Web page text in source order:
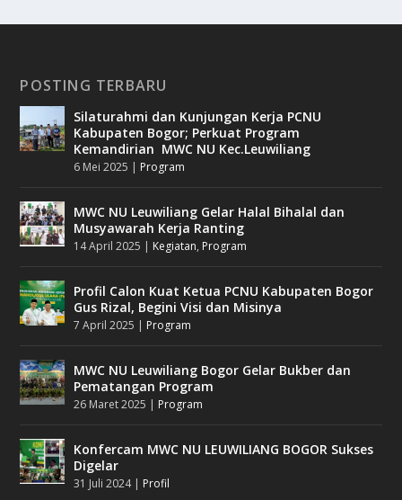
POSTING TERBARU
Silaturahmi dan Kunjungan Kerja PCNU
Kabupaten Bogor; Perkuat Program
Kemandirian MWC NU Kec.Leuwiliang
6 Mei 2025 | Program
MWC NU Leuwiliang Gelar Halal Bihalal dan
Musyawarah Kerja Ranting
14 April 2025 | Kegiatan, Program
Profil Calon Kuat Ketua PCNU Kabupaten Bogor
Gus Rizal, Begini Visi dan Misinya
7 April 2025 | Program
MWC NU Leuwiliang Bogor Gelar Bukber dan
Pematangan Program
26 Maret 2025 | Program
Konfercam MWC NU LEUWILIANG BOGOR Sukses
Digelar
31 Juli 2024| Profil